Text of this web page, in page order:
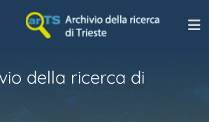
della ricerca di